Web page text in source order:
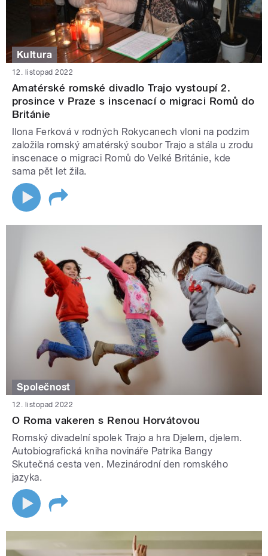
Kultura
12. listopad 2022
Amatérské romské divadlo Trajo vystoupí 2.
prosince v Praze s inscenací o migraci Romů do
Británie
Ilona Ferková v rodných Rokycanech vloni na podzim
založila romský amatérský soubor Trajo a stála u zrodu
inscenace o migraci Romů do Velké Británie, kde
sama pět let žila.
Společnost
12. listopad 2022
O Roma vakeren s Renou Horvátovou
Romský divadelní spolek Trajo a hra Djelem, djelem.
Autobiografická kniha novináře Patrika Bangy
Skutečná cesta ven. Mezinárodní den romského
jazyka.